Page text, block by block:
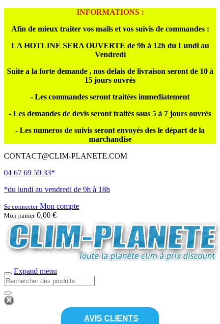
INFORMATIONS :
Afin de mieux traiter vos mails et vos suivis de commandes :
LA HOTLINE SERA OUVERTE de 9h à 12h du Lundi au
Vendredi
Suite a la forte demande , nos delais de livraison seront de 10 à
15 jours ouvrés
- Les commandes seront traitées immediatement
- Les demandes de devis seront traités sous 5 à 7 jours ouvrés
- Les numeros de suivis seront envoyés des le départ de la
marchandise
CONTACT@CLIM-PLANETE.COM
04 67 69 59 33*
*du lundi au vendredi de 9h à 18h
Se connecterMon compte
Mon panier 0,00 €
Expand menu
AVIS CLIENTS